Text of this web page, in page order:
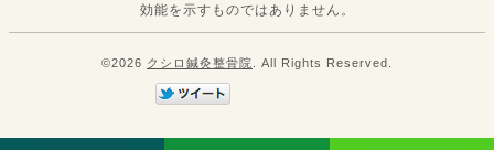
効能を示すものではありません。
©2026 クシロ鍼灸整骨院 . All Rights Reserved.